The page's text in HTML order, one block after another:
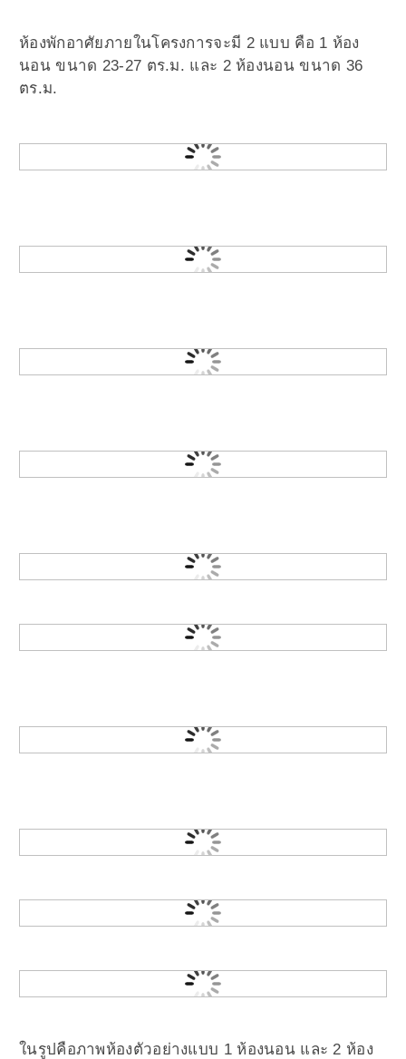
ห้องพักอาศัยภายในโครงการจะมี 2 แบบ คือ 1 ห้อง
นอน ขนาด 23-27 ตร.ม. และ 2 ห้องนอน ขนาด 36
ตร.ม.
ในรูปคือภาพห้องตัวอย่างแบบ 1 ห้องนอน และ 2 ห้อง